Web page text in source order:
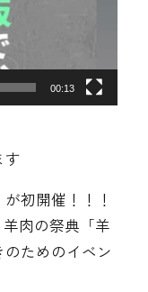
00:13
す
初開催！！！
肉の祭典「羊
ためのイベン